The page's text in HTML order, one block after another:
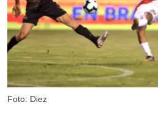
Foto: Diez